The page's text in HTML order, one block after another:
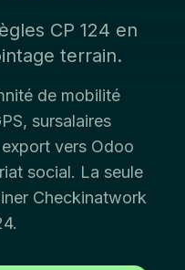
CP 124 en
terrain.
de mobilité
sursalaires
vers Odoo
social. La seule
Checkinatwork